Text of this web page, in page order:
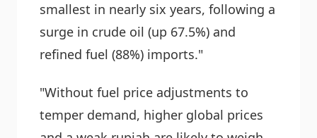
smallest in nearly six years, following a
surge in crude oil (up 67.5%) and
refined fuel (88%) imports."
"Without fuel price adjustments to
temper demand, higher global prices